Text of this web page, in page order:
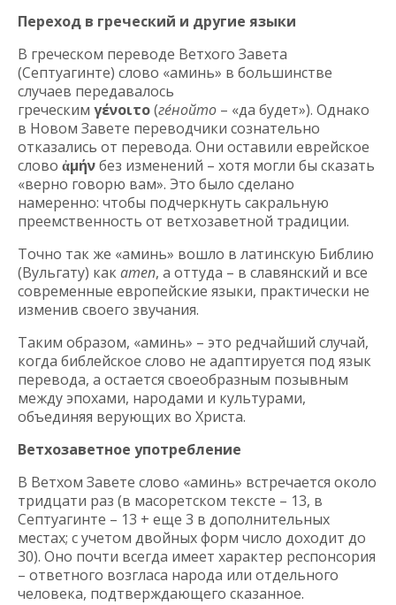
Переход в греческий и другие языки
В греческом переводе Ветхого Завета
(Септуагинте) слово «аминь» в большинстве
случаев передавалось
греческим γένοιτο(гéнойто – «да будет»). Однако
в Новом Завете переводчики сознательно
отказались от перевода. Они оставили еврейское
слово ἀμήνбез изменений – хотя могли бы сказать
«верно говорю вам». Это было сделано
намеренно: чтобы подчеркнуть сакральную
преемственность от ветхозаветной традиции.
Точно так же «аминь» вошло в латинскую Библию
(Вульгату) какamen, а оттуда – в славянский и все
современные европейские языки, практически не
изменив своего звучания.
Таким образом, «аминь» – это редчайший случай,
когда библейское слово не адаптируется под язык
перевода, а остается своеобразным позывным
между эпохами, народами и культурами,
объединяя верующих во Христа.
Ветхозаветное употребление
В Ветхом Завете слово «аминь» встречается около
тридцати раз (в масоретском тексте – 13, в
Септуагинте – 13 + еще 3 в дополнительных
местах; с учетом двойных форм число доходит до
30). Оно почти всегда имеет характер респонсория
– ответного возгласа народа или отдельного
человека, подтверждающего сказанное.